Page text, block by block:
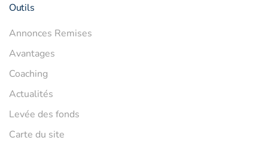
Outils
Annonces Remises
Avantages
Coaching
Actualités
Levée des fonds
Carte du site